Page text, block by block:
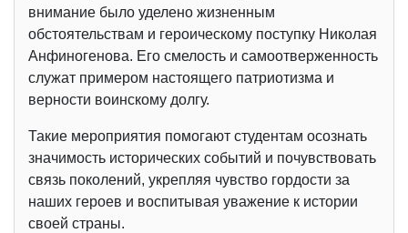
внимание было уделено жизненным
обстоятельствам и героическому поступку Николая
Анфиногенова. Его смелость и самоотверженность
служат примером настоящего патриотизма и
верности воинскому долгу.
Такие мероприятия помогают студентам осознать
значимость исторических событий и почувствовать
связь поколений, укрепляя чувство гордости за
наших героев и воспитывая уважение к истории
своей страны.